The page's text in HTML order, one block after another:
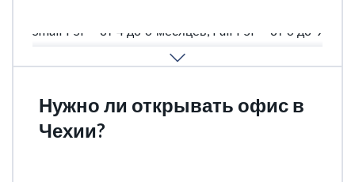
Small PSP - от 4 до 6 месяцев, Full PSP - от 6 до 9
Нужно ли открывать офис в
Чехии?